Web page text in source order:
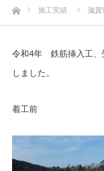
ホーム施工実績 滋賀
令和4年 鉄筋挿入工、
しました。
着工前